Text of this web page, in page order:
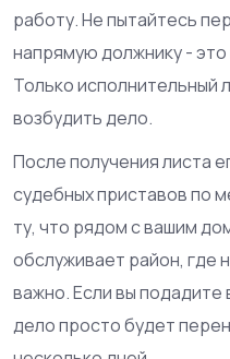
работу. Не пытайтесь
напрямую должнику -
Только
возбудить дело.
После получения листа
судебных приставов по
ту, что рядом с вашим
обслуживает район, где
важно. Если вы
дело просто будет